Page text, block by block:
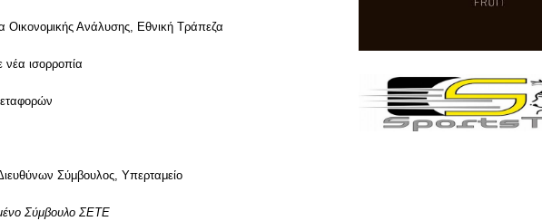
Οικονομικής Ανάλυσης, Εθνική Τράπεζα
νέα ισορροπία
Σύμβουλος, Υπερταμείο
Σύμβουλο ΣΕΤΕ